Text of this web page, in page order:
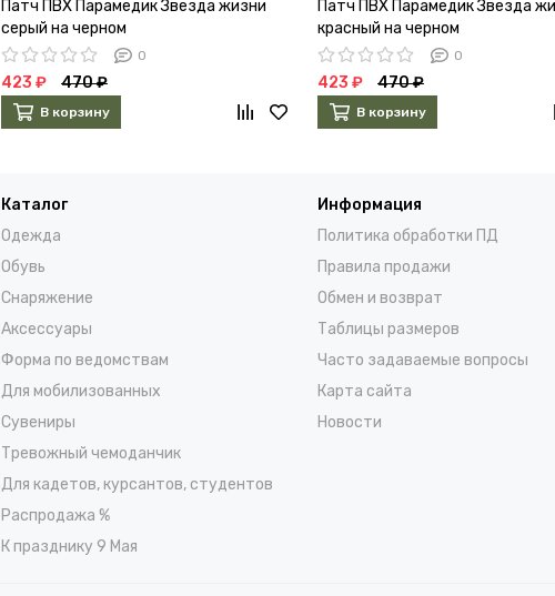
Патч ПВХ Парамедик Звезда жизни
серый на черном
0
423 ₽ 470 ₽
В корзину
Патч ПВХ Парамедик Звезда
красный на черном
0
423 ₽ 470 ₽
В корзину
Каталог
Одежда
Обувь
Снаряжение
Аксессуары
Форма по ведомствам
Для мобилизованных
Сувениры
Тревожный чемоданчик
Для кадетов, курсантов, студентов
Распродажа %
К празднику 9 Мая
Информация
Политика обработки ПД
Правила продажи
Обмен и возврат
Таблицы размеров
Часто задаваемые вопросы
Карта сайта
Новости